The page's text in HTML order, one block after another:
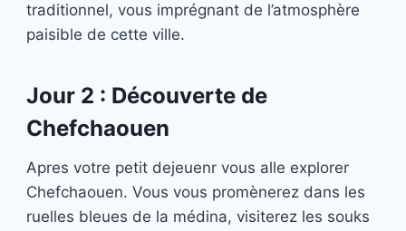
traditionnel, vous imprégnant de l’atmosphère
paisible de cette ville.
Jour 2 : Découverte de
Chefchaouen
Apres votre petit dejeuenr vous alle explorer
Chefchaouen. Vous vous promènerez dans les
ruelles bleues de la médina, visiterez les souks